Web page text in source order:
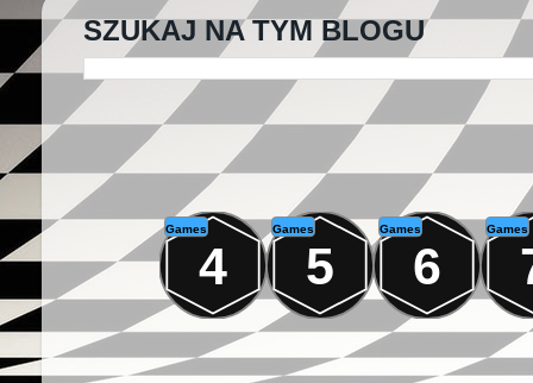
SZUKAJ NA TYM BLOGU
Games
4
Games
5
Games
6
Games